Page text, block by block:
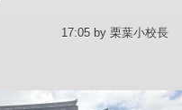
17:05 by 栗葉小校長